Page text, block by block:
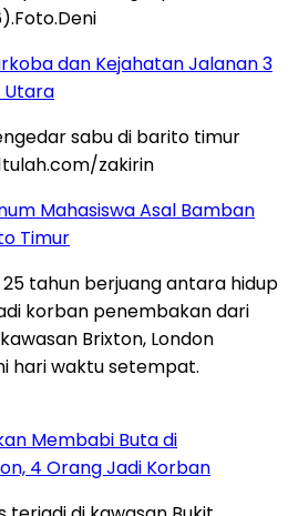
dan Kejahatan Jalanan 3
Utara
Mahasiswa Asal Bamban
Timur
Membabi Buta di
4 Orang Jadi Korban